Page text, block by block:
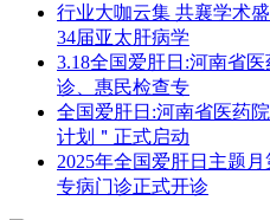
行业大咖云集 共襄学术
34届亚太肝病学
3.18全国爱肝日:河南省
诊、惠民检查专
全国爱肝日:河南省医药
计划＂正式启动
2025年全国爱肝日主题
专病门诊正式开诊